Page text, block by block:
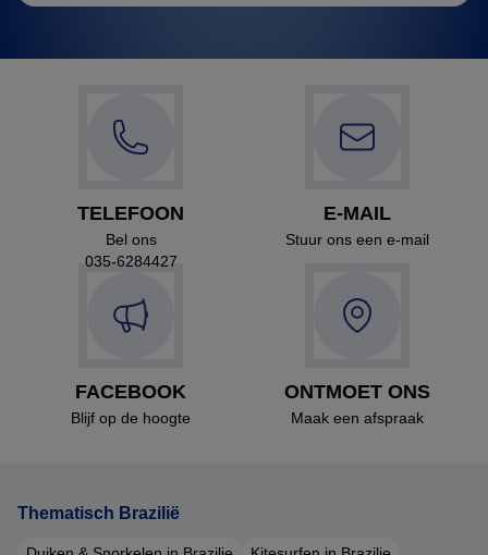
TELEFOON
Bel ons
035-6284427
E-MAIL
Stuur ons een e-mail
FACEBOOK
Blijf op de hoogte
ONTMOET ONS
Maak een afspraak
Thematisch Brazilië